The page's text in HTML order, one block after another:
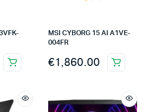
MSI CYBORG 15 AI A1VE-
004FR
€1,860.00